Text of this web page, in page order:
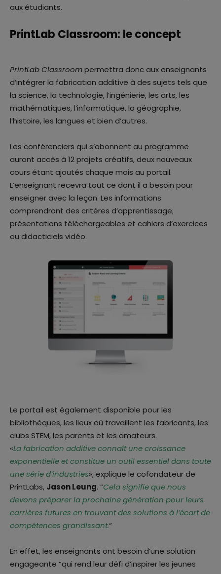
aux étudiants.
PrintLab Classroom: le concept
PrintLab Classroompermettra donc aux enseignants
d’intégrer la fabrication additive à des sujets tels que
la science, la technologie, l’ingénierie, les arts, les
mathématiques, l’informatique, la géographie,
l’histoire, les langues et bien d’autres.
Les conférenciers qui s’abonnent au programme
auront accès à 12 projets créatifs, deux nouveaux
cours étant ajoutés chaque mois au portail.
L’enseignant recevra tout ce dont il a besoin pour
enseigner avec la leçon. Les informations
comprendront des critères d’apprentissage;
présentations téléchargeables et cahiers d’exercices
ou didacticiels vidéo.
Le portail est également disponible pour les
bibliothèques, les lieux où travaillent les fabricants, les
clubs STEM, les parents et les amateurs.
«La fabrication additive connaît une croissance
exponentielle et constitue un outil essentiel dans toute
une série d’industries», explique le cofondateur de
PrintLabs, Jason Leung. “Cela signifie que nous
devons préparer la prochaine génération pour leurs
carrières futures en trouvant des solutions à l’écart de
compétences grandissant.“
En effet, les enseignants ont besoin d’une solution
engageante “qui rend leur défi d’inspirer les jeunes